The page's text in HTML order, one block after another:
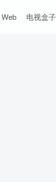
Web 电视盒子